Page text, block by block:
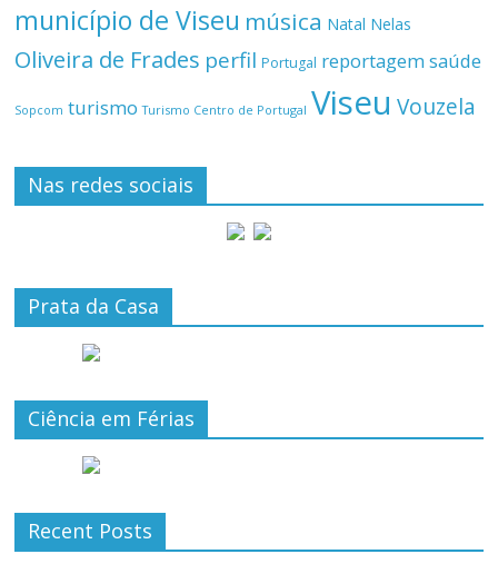
município de Viseu música Natal Nelas
Oliveira de Frades perfil Portugal reportagemsaúde
Sopcom turismo Turismo Centro de Portugal Viseu Vouzela
Nas redes sociais
Prata da Casa
Ciência em Férias
Recent Posts